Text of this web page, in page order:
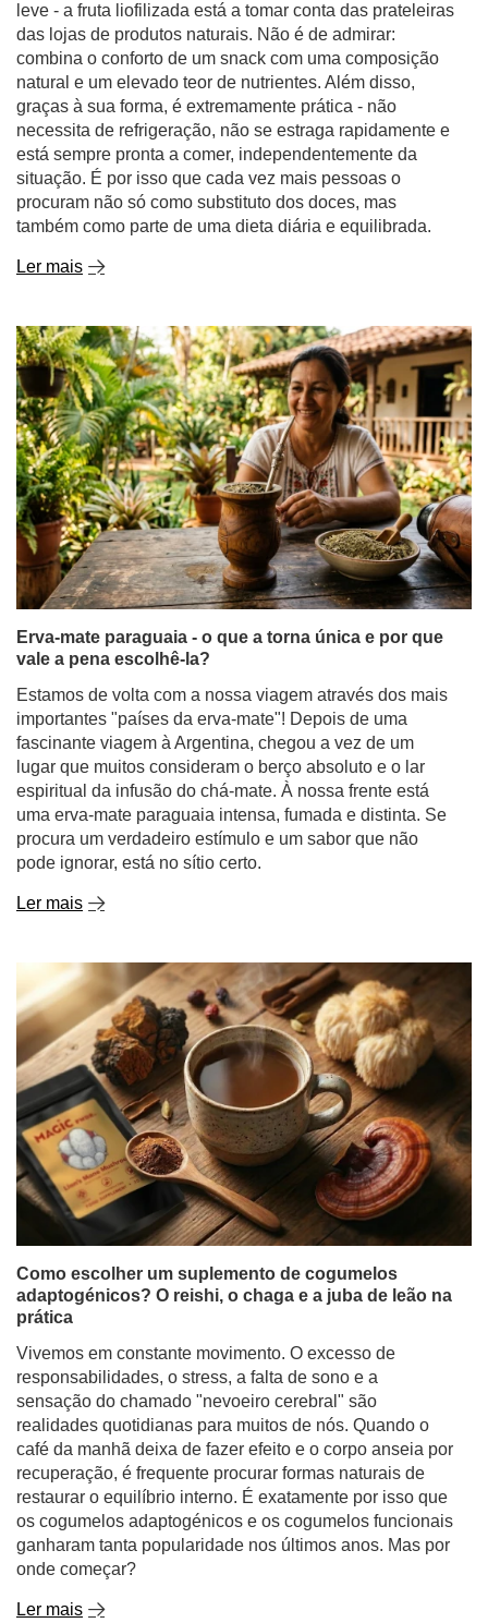
leve - a fruta liofilizada está a tomar conta das prateleiras
das lojas de produtos naturais. Não é de admirar:
combina o conforto de um snack com uma composição
natural e um elevado teor de nutrientes. Além disso,
graças à sua forma, é extremamente prática - não
necessita de refrigeração, não se estraga rapidamente e
está sempre pronta a comer, independentemente da
situação. É por isso que cada vez mais pessoas o
procuram não só como substituto dos doces, mas
também como parte de uma dieta diária e equilibrada.
Ler mais
Erva-mate paraguaia - o que a torna única e por que
vale a pena escolhê-la?
Estamos de volta com a nossa viagem através dos mais
importantes "países da erva-mate"! Depois de uma
fascinante viagem à Argentina, chegou a vez de um
lugar que muitos consideram o berço absoluto e o lar
espiritual da infusão do chá-mate. À nossa frente está
uma erva-mate paraguaia intensa, fumada e distinta. Se
procura um verdadeiro estímulo e um sabor que não
pode ignorar, está no sítio certo.
Ler mais
Como escolher um suplemento de cogumelos
adaptogénicos? O reishi, o chaga e a juba de leão na
prática
Vivemos em constante movimento. O excesso de
responsabilidades, o stress, a falta de sono e a
sensação do chamado "nevoeiro cerebral" são
realidades quotidianas para muitos de nós. Quando o
café da manhã deixa de fazer efeito e o corpo anseia por
recuperação, é frequente procurar formas naturais de
restaurar o equilíbrio interno. É exatamente por isso que
os cogumelos adaptogénicos e os cogumelos funcionais
ganharam tanta popularidade nos últimos anos. Mas por
onde começar?
Ler mais